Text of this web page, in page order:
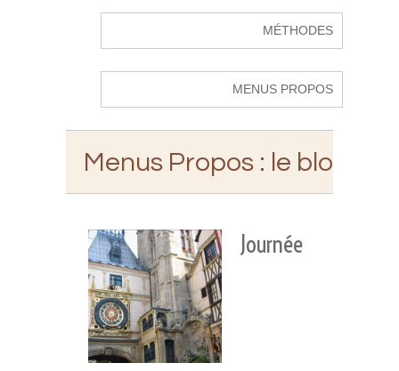
MÉTHODES
MENUS PROPOS
Menus Propos : le blog
Journée